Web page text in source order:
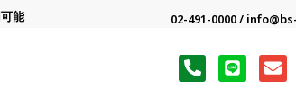
能 02-491-0000 /
P
h
L
i
E
n